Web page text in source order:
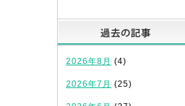
2026年8月 (4)
2026年7月 (25)